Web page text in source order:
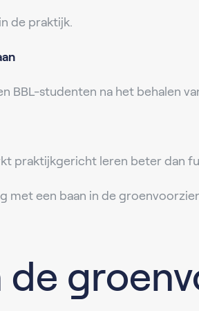
de praktijk.
BBL-studenten na het behalen
praktijkgericht leren beter dan
met een baan in de
de